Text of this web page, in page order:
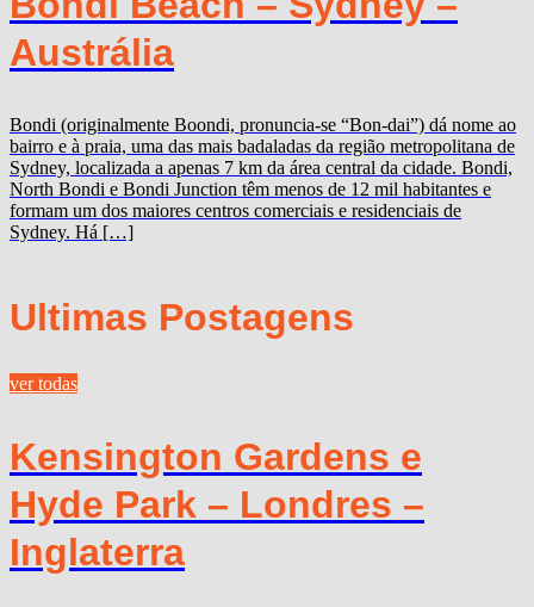
Austrália
Bondi (originalmente Boondi, pronuncia-se “Bon-dai”) dá nome ao
bairro e à praia, uma das mais badaladas da região metropolitana de
Sydney, localizada a apenas 7 km da área central da cidade. Bondi,
North Bondi e Bondi Junction têm menos de 12 mil habitantes e
formam um dos maiores centros comerciais e residenciais de
Sydney. Há […]
Ultimas Postagens
ver todas
Kensington Gardens e
Hyde Park – Londres –
Inglaterra